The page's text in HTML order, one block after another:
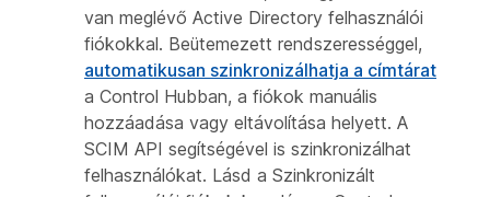
van meglévő Active Directory felhasználói
fiókokkal. Beütemezett rendszerességgel,
automatikusan szinkronizálhatja a címtárat
a Control Hubban, a fiókok manuális
hozzáadása vagy eltávolítása helyett. A
SCIM API segítségével is szinkronizálhat
felhasználókat. Lásd a Szinkronizált